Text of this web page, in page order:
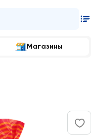
Магазины